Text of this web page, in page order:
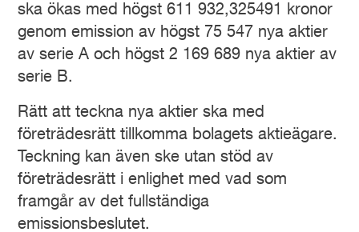
ska ökas med högst 611 932,325491 kronor
genom emission av högst 75 547 nya aktier
av serie A och högst 2 169 689 nya aktier av
serie B.
Rätt att teckna nya aktier ska med
företrädesrätt tillkomma bolagets aktieägare.
Teckning kan även ske utan stöd av
företrädesrätt i enlighet med vad som
framgår av det fullständiga
emissionsbeslutet.